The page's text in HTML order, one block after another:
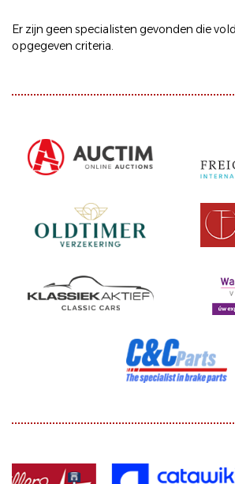
Er zijn geen specialisten gevonden die
opgegeven criteria.